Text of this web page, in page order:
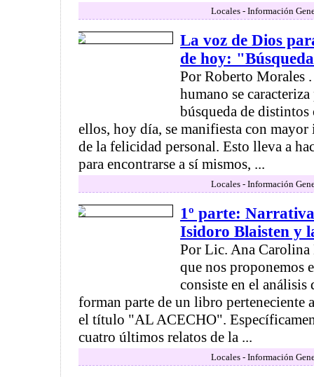
Locales - Información
La voz de Dios
de hoy:
Por Roberto Morales
humano se
búsqueda de
ellos, hoy día, se manifiesta con mayor
de la felicidad personal. Esto lleva a
para encontrarse a sí mismos, ...
Locales - Información
1º parte:
Isidoro Blaisten y
Por Lic. Ana
que nos proponemos
consiste en el análisis
forman parte de un libro perteneciente
el título "AL ACECHO".
cuatro últimos relatos de la ...
Locales - Información